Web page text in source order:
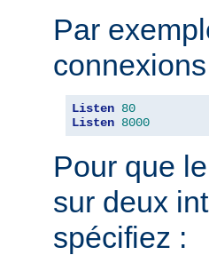
Par
Listen 80
Listen 8000
Pour que
sur deux
spécifiez :